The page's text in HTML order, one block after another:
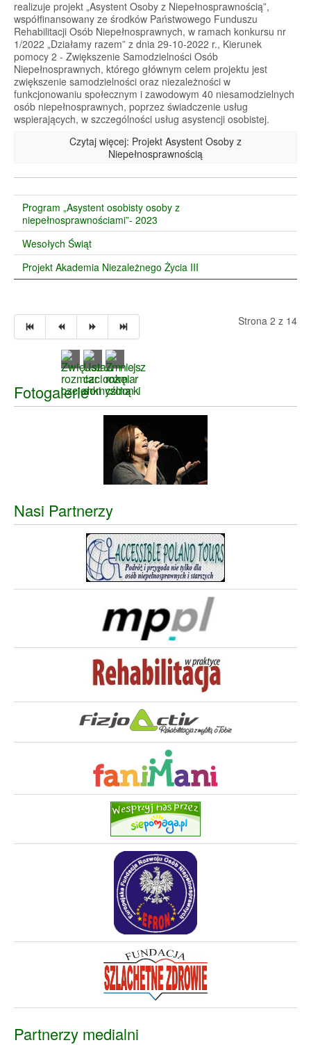
realizuje projekt „Asystent Osoby z Niepełnosprawnością”,
współfinansowany ze środków Państwowego Funduszu
Rehabilitacji Osób Niepełnosprawnych, w ramach konkursu nr
1/2022 „Działamy razem” z dnia 29-10-2022 r., Kierunek
pomocy 2 - Zwiększenie Samodzielności Osób
Niepełnosprawnych, którego głównym celem projektu jest
zwiększenie samodzielności oraz niezależności w
funkcjonowaniu społecznym i zawodowym 40 niesamodzielnych
osób niepełnosprawnych, poprzez świadczenie usług
wspierających, w szczególności usług asystencji osobistej.
Czytaj więcej: Projekt Asystent Osoby z
Niepełnosprawnością
Program „Asystent osobisty osoby z
niepełnosprawnościami”- 2023
Wesołych Świąt
Projekt Akademia Niezależnego Życia III
Strona 2 z 14
Fotogalerie
Nasi Partnerzy
Partnerzy medialni